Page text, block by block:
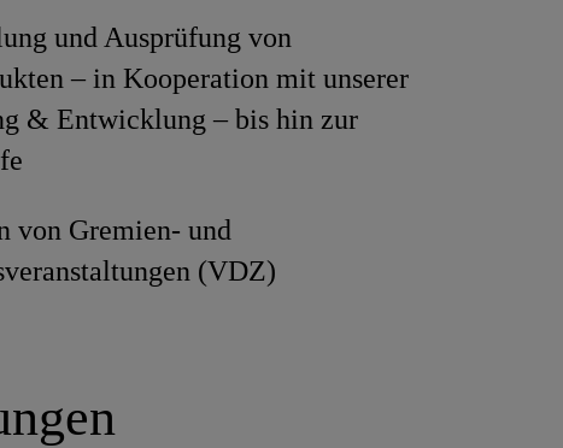
und Ausprüfung von
– in Kooperation mit unserer
& Entwicklung – bis hin zur
von Gremien- und
(VDZ)